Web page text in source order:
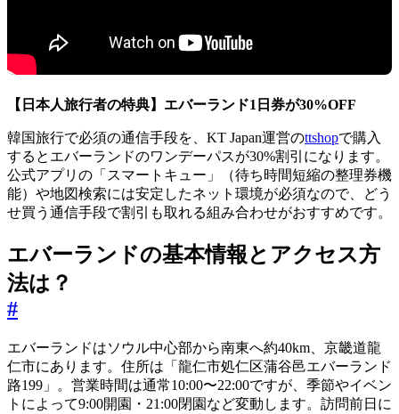
【日本人旅行者の特典】エバーランド1日券が30%OFF
韓国旅行で必須の通信手段を、KT Japan運営のttshopで購入
するとエバーランドのワンデーパスが30%割引になります。
公式アプリの「スマートキュー」（待ち時間短縮の整理券機
能）や地図検索には安定したネット環境が必須なので、どう
せ買う通信手段で割引も取れる組み合わせがおすすめです。
エバーランドの基本情報とアクセス方
法は？
#
エバーランドはソウル中心部から南東へ約40km、京畿道龍
仁市にあります。住所は「龍仁市処仁区蒲谷邑エバーランド
路199」。営業時間は通常10:00〜22:00ですが、季節やイベン
トによって9:00開園・21:00閉園など変動します。訪問前日に